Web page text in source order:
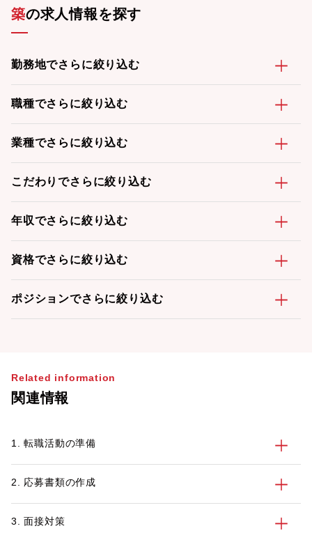
築の求人情報を探す
勤務地でさらに絞り込む
職種でさらに絞り込む
業種でさらに絞り込む
こだわりでさらに絞り込む
年収でさらに絞り込む
資格でさらに絞り込む
ポジションでさらに絞り込む
Related information
関連情報
1. 転職活動の準備
2. 応募書類の作成
3. 面接対策